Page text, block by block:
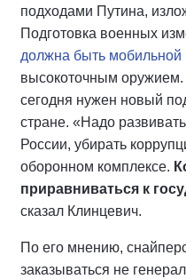
подходами Путина,
Подготовка военных
должна быть
высокоточным
сегодня нужен новый
стране. «Надо
России, убирать
оборонном комплексе.
приравниваться к
сказал Клинцевич.
По его мнению,
заказываться не